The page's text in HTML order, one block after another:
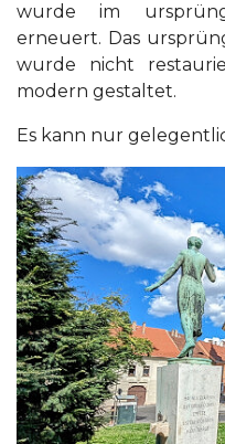
wurde im
erneuert. Das
wurde nicht
modern gestaltet.
Es kann nur